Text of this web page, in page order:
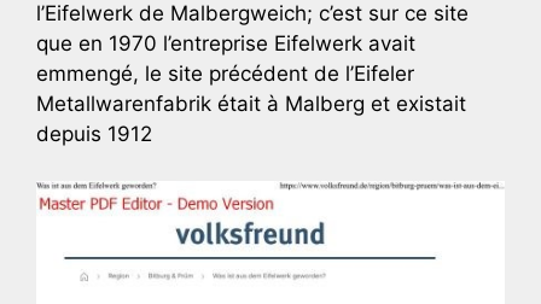
l’Eifelwerk de Malbergweich; c’est sur ce site
que en 1970 l’entreprise Eifelwerk avait
emmengé, le site précédent de l’Eifeler
Metallwarenfabrik était à Malberg et existait
depuis 1912